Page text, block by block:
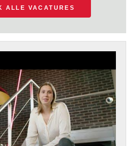
ALLE VACATURES